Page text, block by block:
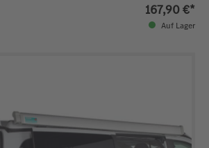
167,90 €*
Auf Lager